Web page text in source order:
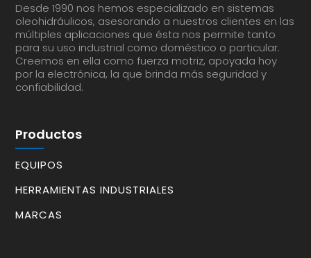
Desde 1990 nos hemos especializado en sistemas
oleohidráulicos, asesorando a nuestros clientes en las
múltiples aplicaciones que ésta nos permite tanto
para su uso industrial como doméstico o particular.
Creemos en ella como fuerza motriz, apoyada hoy
por la electrónica, la que brinda más seguridad y
confiabilidad.
Productos
EQUIPOS
HERRAMIENTAS INDUSTRIALES
MARCAS